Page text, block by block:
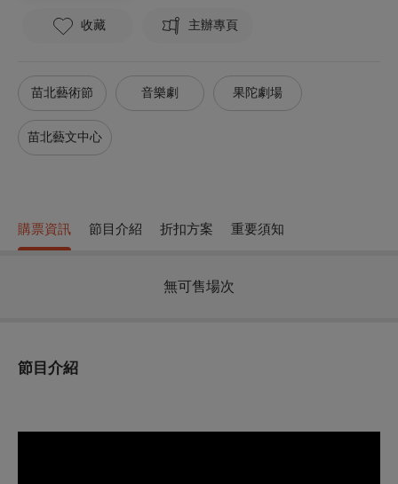
收藏 主辦專頁
苗北藝術節 音樂劇 果陀劇場
苗北藝文中心
購票資訊 節目介紹 折扣方案 重要須知
無可售場次
節目介紹